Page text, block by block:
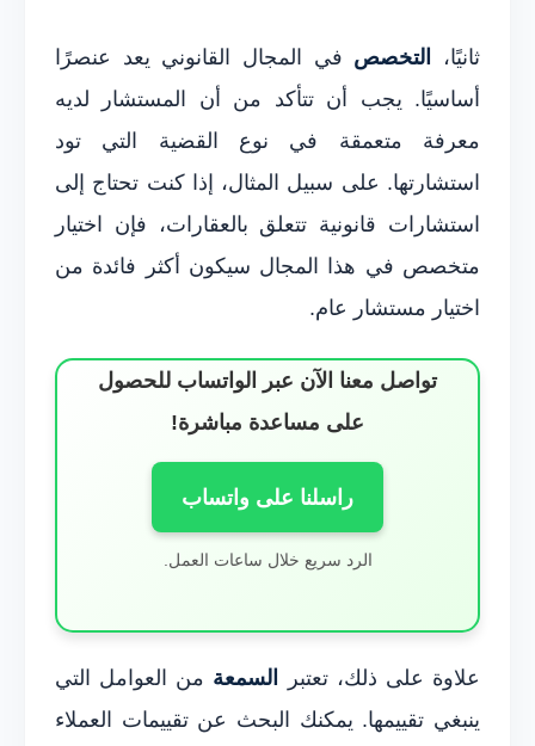
ثانيًا، التخصص في المجال القانوني يعد عنصرًا
أساسيًا. يجب أن تتأكد من أن المستشار لديه
معرفة متعمقة في نوع القضية التي تود
استشارتها. على سبيل المثال، إذا كنت تحتاج إلى
استشارات قانونية تتعلق بالعقارات، فإن اختيار
متخصص في هذا المجال سيكون أكثر فائدة من
اختيار مستشار عام.
تواصل معنا الآن عبر الواتساب للحصول
على مساعدة مباشرة!
راسلنا على واتساب
الرد سريع خلال ساعات العمل.
علاوة على ذلك، تعتبر السمعة من العوامل التي
ينبغي تقييمها. يمكنك البحث عن تقييمات العملاء